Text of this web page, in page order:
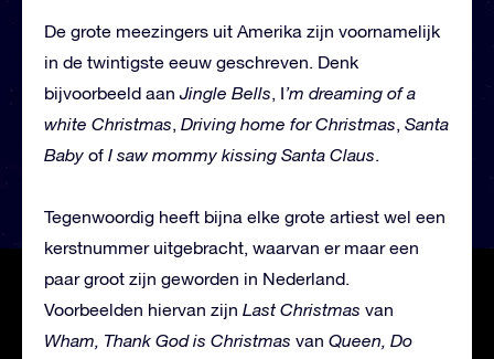
De grote meezingers uit Amerika zijn voornamelijk
in de twintigste eeuw geschreven. Denk
bijvoorbeeld aanJingle Bells, I’m dreaming of a
white Christmas, Driving home for Christmas, Santa
Baby of I saw mommy kissing Santa Claus.
Tegenwoordig heeft bijna elke grote artiest wel een
kerstnummer uitgebracht, waarvan er maar een
paar groot zijn geworden in Nederland.
Voorbeelden hiervan zijn Last Christmas van
Wham, Thank God is Christmas van Queen, Do